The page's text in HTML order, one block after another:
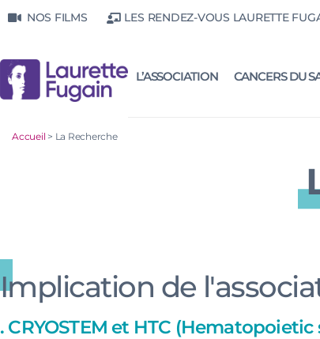
NOS FILMS LES RENDEZ-VOUS LAURETTE
L’ASSOCIATION CANCERS DU
Accueil > La Recherche
Implication de
. CRYOSTEM et HTC